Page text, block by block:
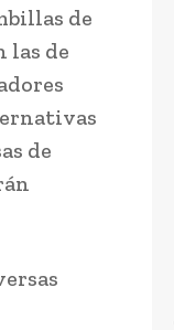
de
las de
de